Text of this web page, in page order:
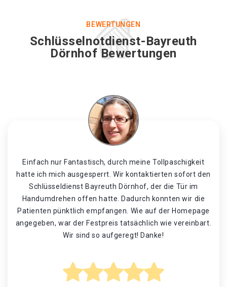
BEWERTUNGEN
Schlüsselnotdienst-Bayreuth
Dörnhof Bewertungen
Einfach nur Fantastisch, durch meine Tollpaschigkeit
hatte ich mich ausgesperrt. Wir kontaktierten sofort den
Schlüsseldienst Bayreuth Dörnhof, der die Tür im
Handumdrehen offen hatte. Dadurch konnten wir die
Patienten pünktlich empfangen. Wie auf der Homepage
angegeben, war der Festpreis tatsächlich wie vereinbart.
Wir sind so aufgeregt! Danke!